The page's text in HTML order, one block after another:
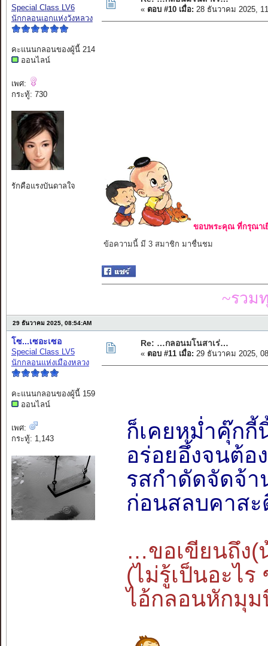
Special Class LV6
นักกลอนเอกแห่งวังหลวง
คะแนนกลอนของผู้นี้ 214
ออนไลน์
เพศ:
กระทู้: 730
รักคือแรงบันดาลใจ
« ตอบ #10 เมื่อ: 28 ธันวาคม 2025,
ขอบพระคุณ ที่กรุณาเ
ข้อความนี้ มี 3 สมาชิก มาชื่นชม
~รวม
29 ธันวาคม 2025, 08:54:AM
โซ...เซอะเซอ
Special Class LV5
นักกลอนแห่งเมืองหลวง
คะแนนกลอนของผู้นี้ 159
ออนไลน์
เพศ:
กระทู้: 1,143
Re: …กลอนมโนสาเร่…
« ตอบ #11 เมื่อ: 29 ธันวาคม 2025,
ก็เคยหม่ำคุ๊กกี้
อร่อยอึ้งจนต้อ
รสกำดัดจัดจ้า
ก่อนสลบคาส
…ขอเขียนถึง(
(ไม่รู้เป็นอะไ
ไอ้กลอนหักมุ